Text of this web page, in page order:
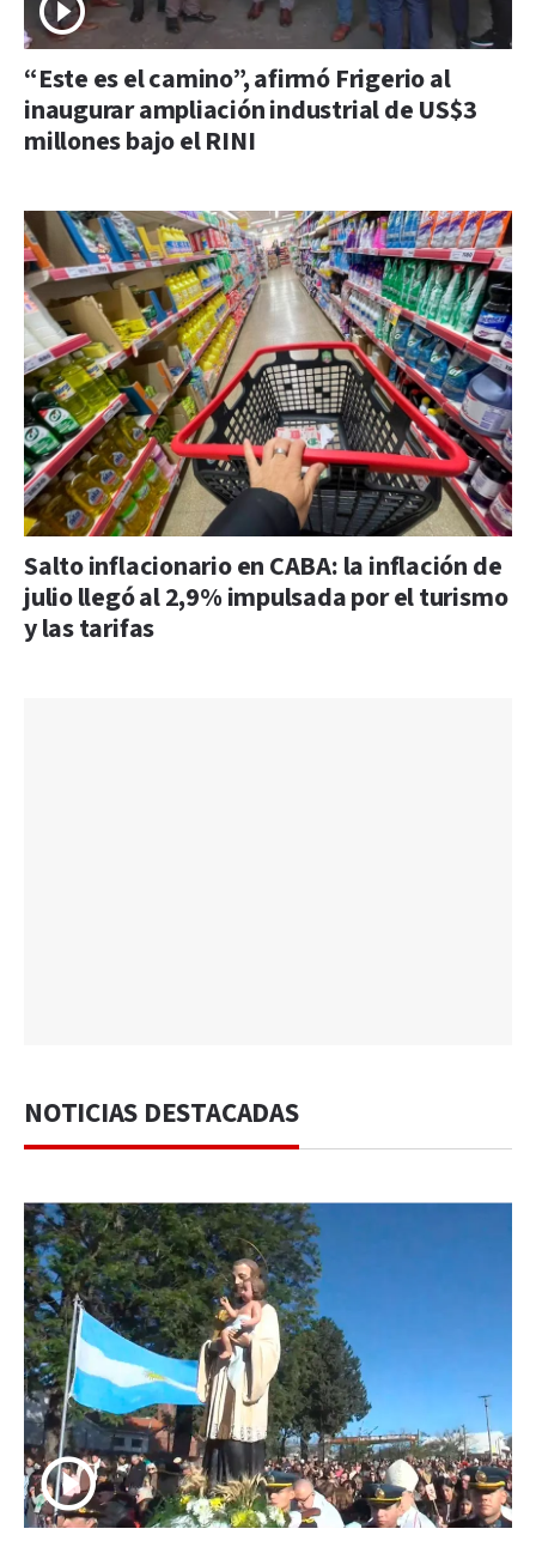
“Este es el camino”, afirmó Frigerio al
inaugurar ampliación industrial de US$3
millones bajo el RINI
Salto inflacionario en CABA: la inflación de
julio llegó al 2,9% impulsada por el turismo
y las tarifas
NOTICIAS DESTACADAS